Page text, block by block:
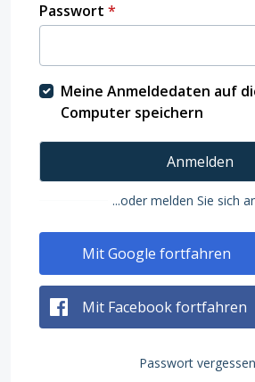
Passwort *
Meine Anmeldedaten auf
Computer speichern
Anmelden
...oder melden Sie sich
Mit Google fortfahren
Mit Facebook fortfahren
Passwort